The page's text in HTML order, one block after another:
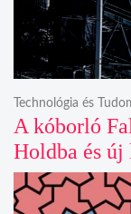
A kóborló
Holdba és új
Technológia és